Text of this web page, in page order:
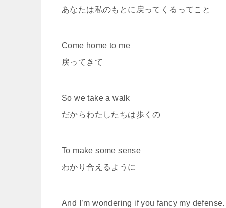
あなたは私のもとに戻ってくるってこと
Come home to me
戻ってきて
So we take a walk
だからわたしたちは歩くの
To make some sense
わかり合えるように
And I’m wondering if you fancy my defense.